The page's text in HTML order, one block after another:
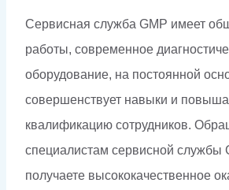
Сервисная служба GMP имеет
работы, современное
оборудование, на постоянной
совершенствует навыки и
квалификацию сотрудников.
специалистам сервисной службы
получаете высококачественное